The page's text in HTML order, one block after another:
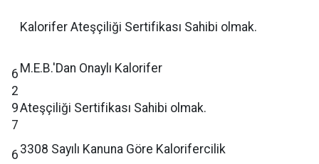
Kalorifer Ateşçiliği Sertifikası Sahibi olmak.
6
2
9
7
M.E.B.'Dan Onaylı Kalorifer
Ateşçiliği Sertifikası Sahibi olmak.
6 3308 Sayılı Kanuna Göre Kalorifercilik